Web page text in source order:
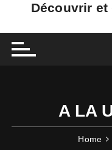
Découvrir
A LA
Home